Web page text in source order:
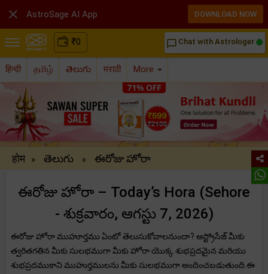
₹0 chat_bubble_outline Chat with Astrologer
हिन्दी தமிழ் తెలుగు मराठी More
होम » తెలుగు » ఈరోజు హోరా
ఈరోజు హోరా – Today’s Hora (Sehore
- శుక్రవారం, ఆగస్టు 7, 2026)
ఈరోజు హోరా ముహూర్తము ఏంటో తెలుసుకోవాలనుందా? ఆస్ట్రోసేజ్ మీకు
త్వరితగతిన మీకు సులభముగా మీకు హోరా యొక్క శుభప్రదమైన మరియు
శుభప్రదముకాని ముహుర్తములను మీకు సులభముగా అందించబడుతుంది.ఈ
 AstroSage AI App DOWNLOAD NOW